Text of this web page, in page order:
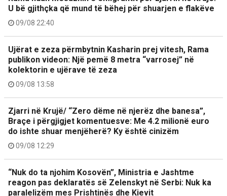
U bë gjithçka që mund të bëhej për shuarjen e flakëve
09/08 22:40
Ujërat e zeza përmbytnin Kasharin prej vitesh, Rama
publikon videon: Një pemë 8 metra “varrosej” në
kolektorin e ujërave të zeza
09/08 13:58
Zjarri në Krujë/ “Zero dëme në njerëz dhe banesa”,
Braçe i përgjigjet komentuesve: Me 4.2 milionë euro
do ishte shuar menjëherë? Ky është cinizëm
09/08 12:29
“Nuk do ta njohim Kosovën”, Ministria e Jashtme
reagon pas deklaratës së Zelenskyt në Serbi: Nuk ka
paralelizëm mes Prishtinës dhe Kievit